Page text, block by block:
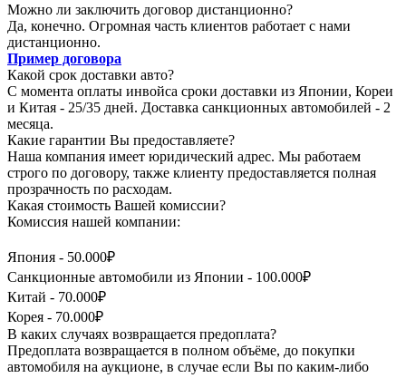
Можно ли заключить договор дистанционно?
Да, конечно. Огромная часть клиентов работает с нами
дистанционно.
Пример договора
Какой срок доставки авто?
С момента оплаты инвойса сроки доставки из Японии, Кореи
и Китая - 25/35 дней. Доставка санкционных автомобилей - 2
месяца.
Какие гарантии Вы предоставляете?
Наша компания имеет юридический адрес. Мы работаем
строго по договору, также клиенту предоставляется полная
прозрачность по расходам.
Какая стоимость Вашей комиссии?
Комиссия нашей компании:
Япония - 50.000₽
Санкционные автомобили из Японии - 100.000₽
Китай - 70.000₽
Корея - 70.000₽
В каких случаях возвращается предоплата?
Предоплата возвращается в полном объёме, до покупки
автомобиля на аукционе, в случае если Вы по каким-либо